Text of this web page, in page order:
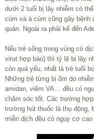
dưới 2 tuổi bị lây nhiễm có
cúm và á cúm cũng gây bệnh
quản. Ngoài ra phải kể đến
Nếu trẻ sống trong vùng có
virut hợp bào) thì tỷ lệ bị lây
còn quá yếu, nhất là trẻ tuổi
Những trẻ từng bị ốm do
amidan, viêm VA… đều có
chăm sóc tốt. Các trường
trường hút thuốc lá thụ động,
miễn dịch đều có nguy cơ